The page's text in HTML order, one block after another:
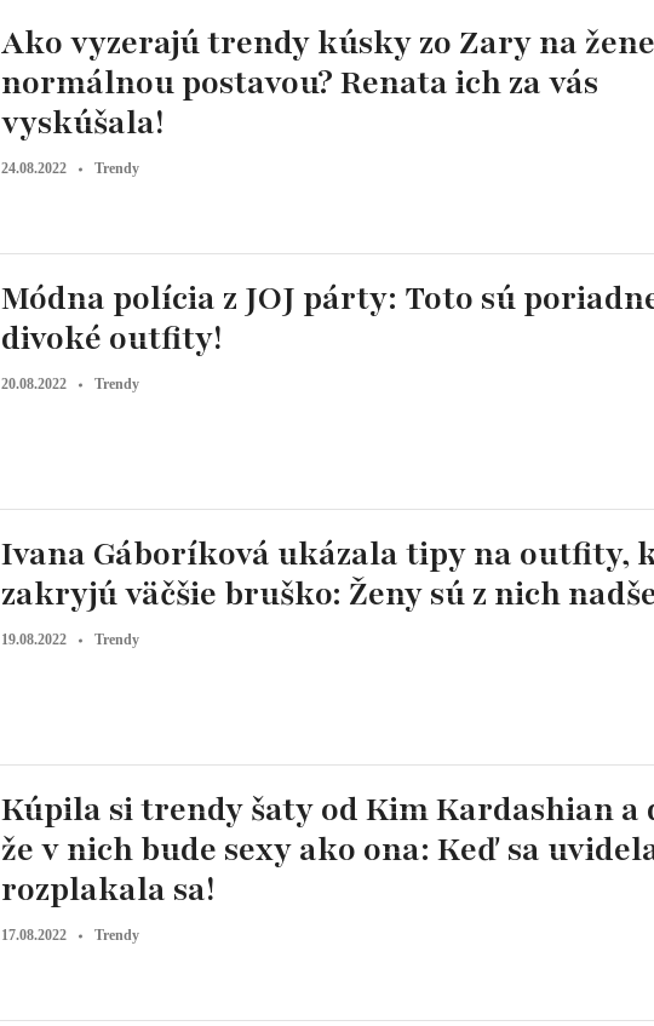
Ako vyzerajú trendy kúsky zo Zary na
normálnou postavou? Renata ich za vás
vyskúšala!
24.08.2022 Trendy
Módna polícia z JOJ párty: Toto sú
divoké outfity!
20.08.2022 Trendy
Ivana Gáboríková ukázala tipy na outfity,
zakryjú väčšie bruško: Ženy sú z nich
19.08.2022 Trendy
Kúpila si trendy šaty od Kim Kardashian a
že v nich bude sexy ako ona: Keď sa
rozplakala sa!
17.08.2022 Trendy